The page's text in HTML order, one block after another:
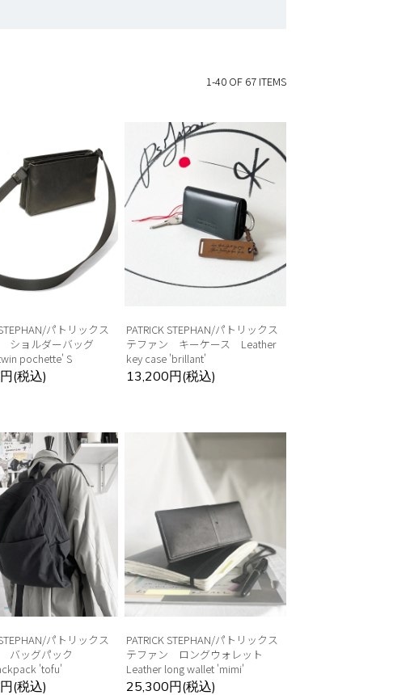
1-40 OF 67 ITEMS
パトリックス
ショルダーバッグ
pochette' S
(税込)
PATRICK STEPHAN/パトリックス
テファン キーケース Leather
key case 'brillant'
13,200円(税込)
パトリックス
バッグパック
'tofu'
(税込)
PATRICK STEPHAN/パトリックス
テファン ロングウォレット
Leather long wallet 'mimi'
25,300円(税込)